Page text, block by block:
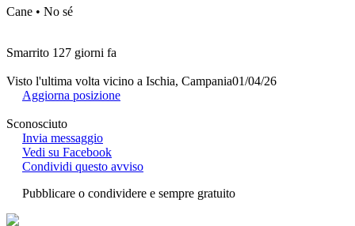
Cane • No sé
Smarrito 127 giorni fa
Visto l'ultima volta vicino a Ischia, Campania01/04/26
Aggiorna posizione
Sconosciuto
Invia messaggio
Vedi su Facebook
Condividi questo avviso
Pubblicare o condividere e sempre gratuito